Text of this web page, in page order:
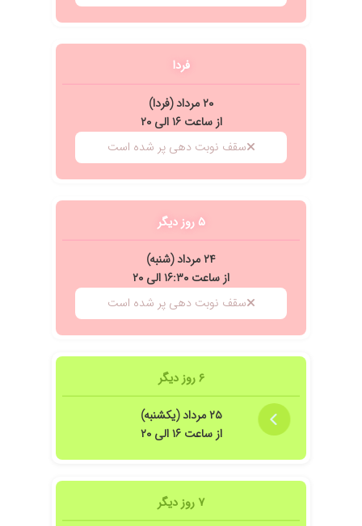
فردا
۲۰ مرداد (فردا)
از ساعت ۱۶ الی ۲۰
سقف نوبت دهی پر شده است
۵ روز دیگر
۲۴ مرداد (شنبه)
از ساعت ۱۶:۳۰ الی ۲۰
سقف نوبت دهی پر شده است
۶ روز دیگر
۲۵ مرداد (یکشنبه)
از ساعت ۱۶ الی ۲۰
۷ روز دیگر